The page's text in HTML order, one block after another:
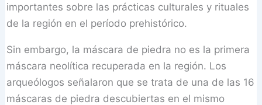
importantes sobre las prácticas culturales y rituales
de la región en el período prehistórico.
Sin embargo, la máscara de piedra no es la primera
máscara neolítica recuperada en la región. Los
arqueólogos señalaron que se trata de una de las 16
máscaras de piedra descubiertas en el mismo